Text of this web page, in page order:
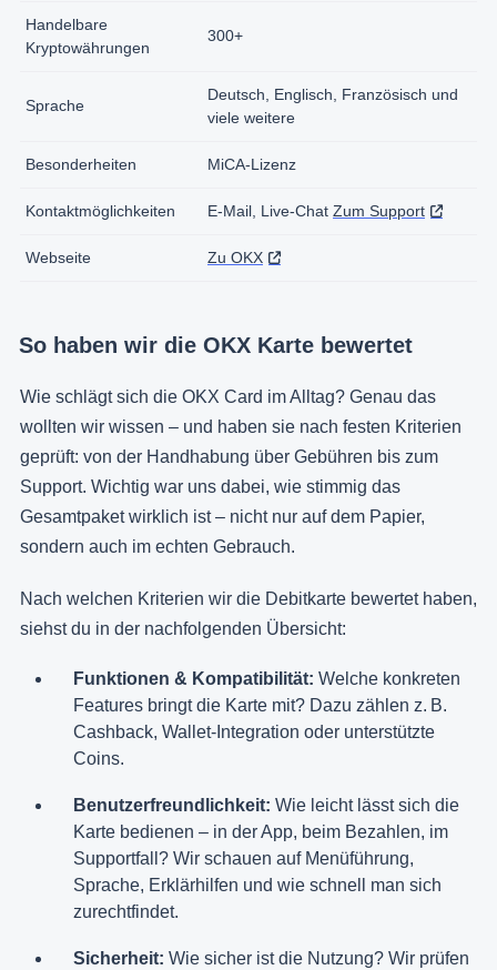
Handelbare
Kryptowährungen
300+
Sprache
Deutsch, Englisch, Französisch und
viele weitere
Besonderheiten MiCA-Lizenz
Kontaktmöglichkeiten E-Mail, Live-Chat Zum Support
Webseite Zu OKX
So haben wir die OKX Karte bewertet
Wie schlägt sich die OKX Card im Alltag? Genau das
wollten wir wissen – und haben sie nach festen Kriterien
geprüft: von der Handhabung über Gebühren bis zum
Support. Wichtig war uns dabei, wie stimmig das
Gesamtpaket wirklich ist – nicht nur auf dem Papier,
sondern auch im echten Gebrauch.
Nach welchen Kriterien wir die Debitkarte bewertet haben,
siehst du in der nachfolgenden Übersicht:
Funktionen & Kompatibilität: Welche konkreten
Features bringt die Karte mit? Dazu zählen z. B.
Cashback, Wallet-Integration oder unterstützte
Coins.
Benutzerfreundlichkeit: Wie leicht lässt sich die
Karte bedienen – in der App, beim Bezahlen, im
Supportfall? Wir schauen auf Menüführung,
Sprache, Erklärhilfen und wie schnell man sich
zurechtfindet.
Sicherheit: Wie sicher ist die Nutzung? Wir prüfen